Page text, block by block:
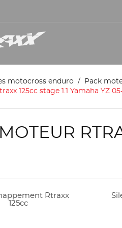
motocross enduro
Pack
125cc stage 1.1 Yamaha YZ
Rtraxx
125cc